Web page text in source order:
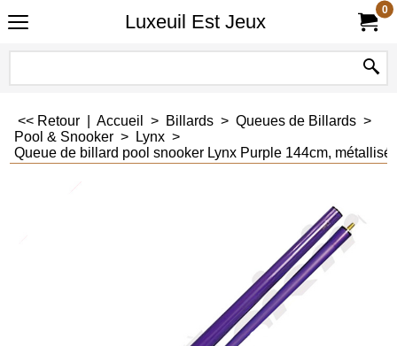
Luxeuil Est Jeux
0
<< Retour Accueil > Billards > Queues de Billards >
Pool & Snooker > Lynx >
Queue de billard pool snooker Lynx Purple 144cm,